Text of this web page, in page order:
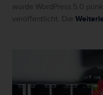
wurde WordPress 5.0
veröffentlicht. Die